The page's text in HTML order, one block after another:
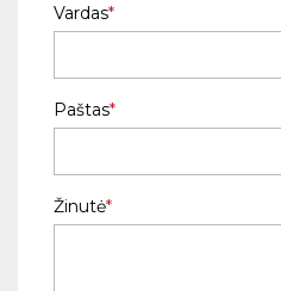
Vardas
Paštas
Žinutė